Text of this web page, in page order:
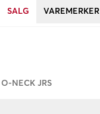
SALG VAREMERKER
O-NECK JRS